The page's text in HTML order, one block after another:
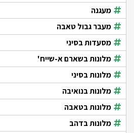
מעגנה
מעבר גבול טאבה
מסעדות בסיני
מלונות בשארם א-שייח'
מלונות בסיני
מלונות בנואיבה
מלונות בטאבה
מלונות בדהב